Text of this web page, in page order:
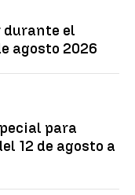
durante el
agosto 2026
para
12 de agosto a